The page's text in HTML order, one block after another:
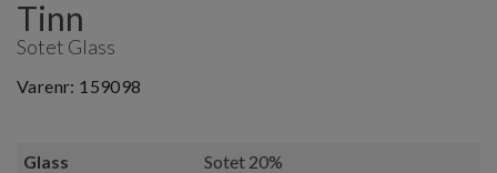
Tinn
Sotet Glass
Varenr: 159098
Glass
Sotet 20%